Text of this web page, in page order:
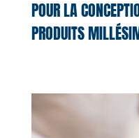
POUR LA
PRODUITS